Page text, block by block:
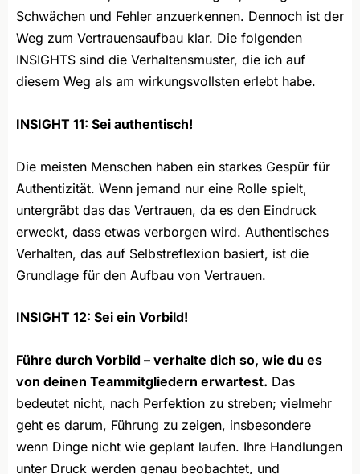
Schwächen und Fehler anzuerkennen. Dennoch ist der
Weg zum Vertrauensaufbau klar. Die folgenden
INSIGHTS sind die Verhaltensmuster, die ich auf
diesem Weg als am wirkungsvollsten erlebt habe.
INSIGHT 11: Sei authentisch!
Die meisten Menschen haben ein starkes Gespür für
Authentizität. Wenn jemand nur eine Rolle spielt,
untergräbt das das Vertrauen, da es den Eindruck
erweckt, dass etwas verborgen wird. Authentisches
Verhalten, das auf Selbstreflexion basiert, ist die
Grundlage für den Aufbau von Vertrauen.
INSIGHT 12: Sei ein Vorbild!
Führe durch Vorbild – verhalte dich so, wie du es
von deinen Teammitgliedern erwartest. Das
bedeutet nicht, nach Perfektion zu streben; vielmehr
geht es darum, Führung zu zeigen, insbesondere
wenn Dinge nicht wie geplant laufen. Ihre Handlungen
unter Druck werden genau beobachtet, und